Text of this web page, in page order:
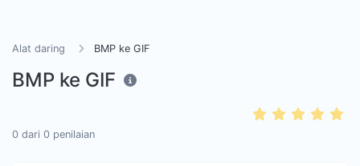
Alat daring BMP ke GIF
BMP ke GIF
0 dari 0 penilaian